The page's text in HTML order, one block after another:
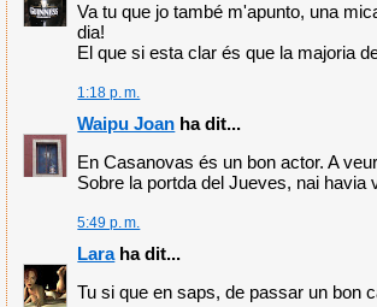
Va tu que jo també m'apunto, una
dia!
El que si esta clar és que la majoria
1:18 p. m.
Waipu Joan ha dit...
En Casanovas és un bon actor. A
Sobre la portda del Jueves, nai
5:49 p. m.
Laraha dit...
Tu si que en saps, de passar un bon